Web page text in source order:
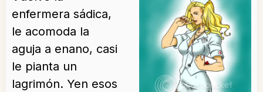
enfermera sádica,
le acomoda la
aguja a enano, casi
le pianta un
lagrimón. Yen esos